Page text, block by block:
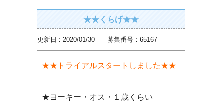
★★くらげ★★
更新日：2020/01/30 募集番号：65167
★★トライアルスタートしました★★
★ヨーキー・オス・１歳くらい